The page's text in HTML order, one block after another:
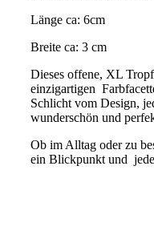
Länge ca: 6cm
Breite ca: 3 cm
Dieses offene, XL
einzigartigen
Schlicht vom Design,
wunderschön und
Ob im Alltag oder zu
ein Blickpunkt und